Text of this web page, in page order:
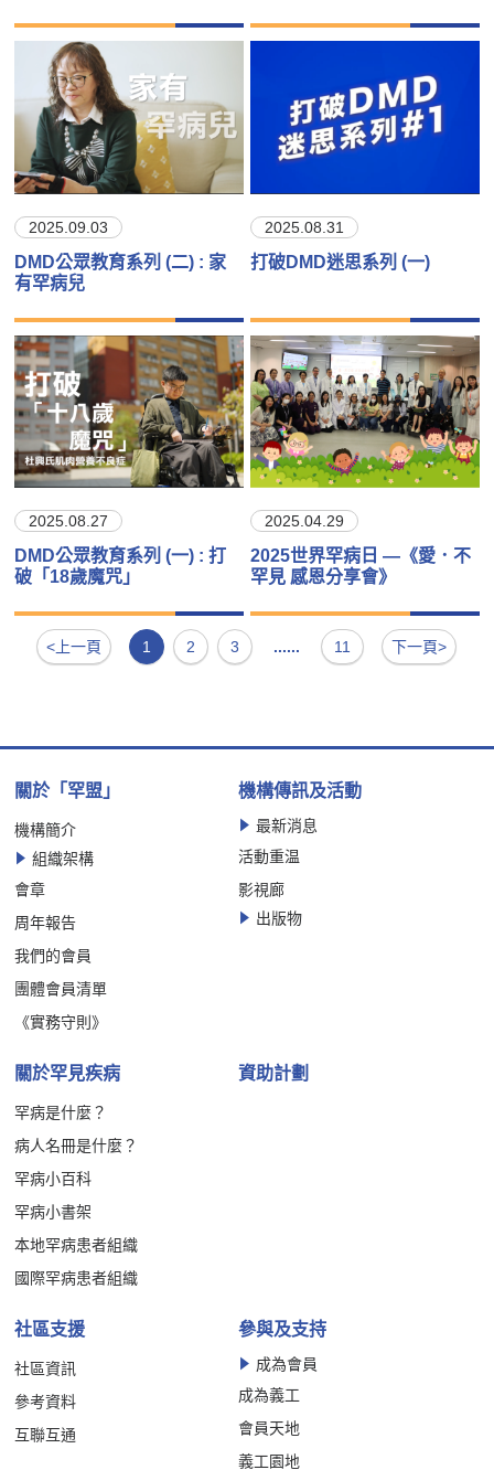
2025.09.03
DMD公眾教育系列 (二) : 家
有罕病兒
2025.08.31
打破DMD迷思系列 (一)
2025.08.27
DMD公眾教育系列 (一) : 打
破「18歲魔咒」
2025.04.29
2025世界罕病日 —《愛．不
罕見 感恩分享會》
<上一頁 1 2 3 ...... 11 下一頁>
關於「罕盟」
機構簡介
組織架構
會章
周年報告
我們的會員
團體會員清單
《實務守則》
機構傳訊及活動
最新消息
活動重温
影視廊
出版物
關於罕見疾病
罕病是什麼？
病人名冊是什麼？
罕病小百科
罕病小書架
本地罕病患者組織
國際罕病患者組織
資助計劃
社區支援
社區資訊
參考資料
互聯互通
參與及支持
成為會員
成為義工
會員天地
義工園地